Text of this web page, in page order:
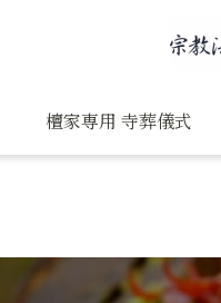
檀家専用 寺葬儀式